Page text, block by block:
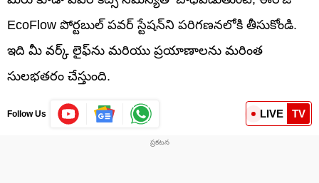
EcoFlow పోర్టబుల్ పవర్ స్టేషన్‌ని పరిగణనలోకి తీసుకోండి.
ఇది మీ వర్క్ లైఫ్‌ను మరియు ప్రయాణాలను మరింత
సులభతరం చేస్తుంది.
Follow Us LIVE TV